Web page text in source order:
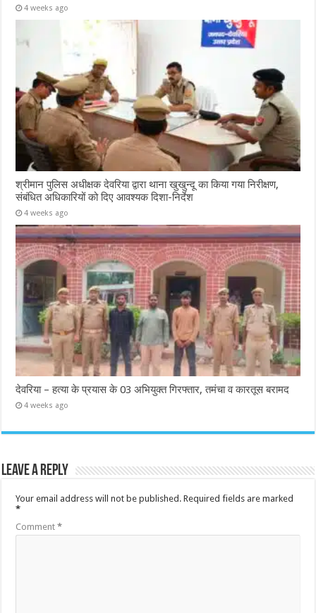
4 weeks ago
श्रीमान पुलिस अधीक्षक देवरिया द्वारा थाना खुखुन्दू का किया गया निरीक्षण,
संबंधित अधिकारियों को दिए आवश्यक दिशा-निर्देश
4 weeks ago
देवरिया – हत्या के प्रयास के 03 अभियुक्त गिरफ्तार, तमंचा व कारतूस बरामद
4 weeks ago
Leave a Reply
Your email address will not be published. Required fields are marked
*
Comment*